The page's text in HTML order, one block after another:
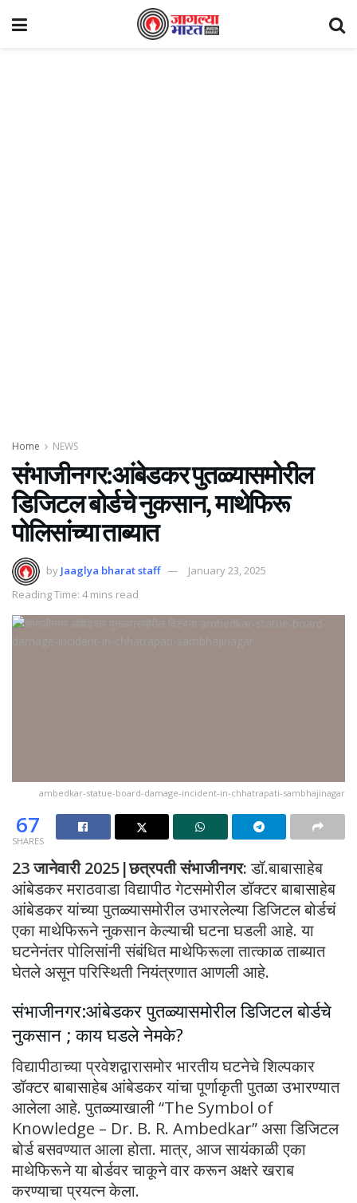
Home NEWS
संभाजीनगर:आंबेडकर पुतळ्यासमोरील
डिजिटल बोर्डचे नुकसान, माथेफिरू
पोलिसांच्या ताब्यात
by Jaaglya bharat staff
January 23, 2025
Reading Time: 4 mins read
ambedkar-statue-board-damage-incident-in-chhatrapati-sambhajinagar
67
SHARES
23 जानेवारी 2025|छत्रपती संभाजीनगर:डॉ.बाबासाहेब
आंबेडकर मराठवाडा विद्यापीठ गेटसमोरील डॉक्टर बाबासाहेब
आंबेडकर यांच्या पुतळ्यासमोरील उभारलेल्या डिजिटल बोर्डचं
एका माथेफिरूने नुकसान केल्याची घटना घडली आहे. या
घटनेनंतर पोलिसांनी संबंधित माथेफिरूला तात्काळ ताब्यात
घेतले असून परिस्थिती नियंत्रणात आणली आहे.
संभाजीनगर:आंबेडकर पुतळ्यासमोरील डिजिटल बोर्डचे
नुकसान ; काय घडले नेमके?
विद्यापीठाच्या प्रवेशद्वारासमोर भारतीय घटनेचे शिल्पकार
डॉक्टर बाबासाहेब आंबेडकर यांचा पूर्णाकृती पुतळा उभारण्यात
आलेला आहे. पुतळ्याखाली “The Symbol of
Knowledge – Dr. B. R. Ambedkar” असा डिजिटल
बोर्ड बसवण्यात आला होता. मात्र, आज सायंकाळी एका
माथेफिरूने या बोर्डवर चाकूने वार करून अक्षरे खराब
करण्याचा प्रयत्न केला.